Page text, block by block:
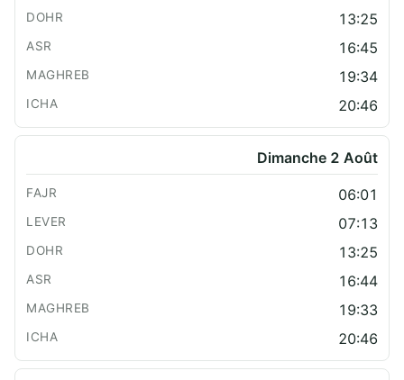
13:25
16:45
19:34
20:46
Dimanche 2 Août
06:01
07:13
13:25
16:44
19:33
20:46